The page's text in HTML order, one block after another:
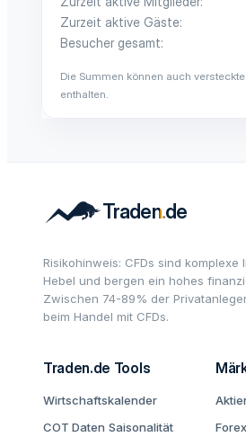
Zurzeit aktive Gäste
Besucher gesamt
Die Summen können auch
enthalten.
Risikohinweis: CFDs sind komplexe
Hebel und bergen ein hohes
Zwischen 74-89% der
beim Handel mit CFDs.
Traden.de Tools
Wirtschaftskalender
COT Daten Saisonalität
Forex